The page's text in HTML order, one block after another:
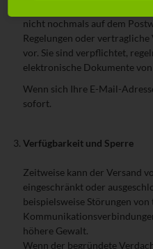
nicht nochmals auf dem
Regelungen oder vertragliche
vor. Sie sind verpflichtet,
elektronische Dokumente
Wenn sich Ihre E-Mail-
sofort.
Verfügbarkeit und Sperre
Zeitweise kann der Versand
eingeschränkt oder
beispielsweise Störungen
höhere Gewalt.
Wenn der begründete